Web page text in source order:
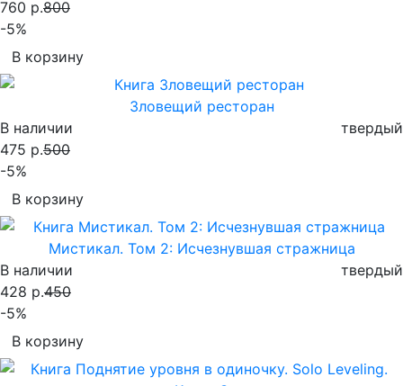
760 р.800
-5%
В корзину
Зловещий ресторан
В наличии
твердый
475 р.500
-5%
В корзину
Мистикал. Том 2: Исчезнувшая стражница
В наличии
твердый
428 р.450
-5%
В корзину